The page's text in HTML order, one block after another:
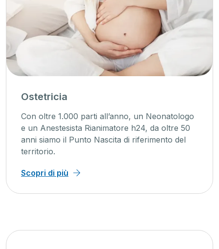
Ostetricia
Con oltre 1.000 parti all’anno, un Neonatologo
e un Anestesista Rianimatore h24, da oltre 50
anni siamo il Punto Nascita di riferimento del
territorio.
Scopri di più